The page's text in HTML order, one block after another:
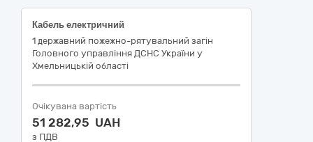
Кабель електричний
1 державний пожежно-рятувальний загін
Головного управління ДСНС України у
Хмельницькій області
Очікувана вартість
51 282,95 UAH
з ПДВ